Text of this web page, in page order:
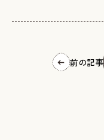
前の記事